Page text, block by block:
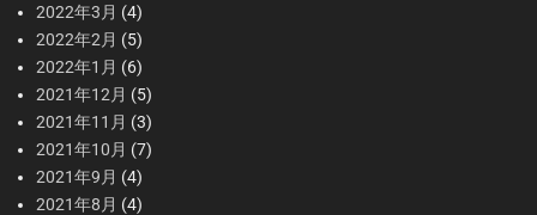
2022年3月 (4)
2022年2月 (5)
2022年1月 (6)
2021年12月 (5)
2021年11月 (3)
2021年10月 (7)
2021年9月 (4)
2021年8月 (4)